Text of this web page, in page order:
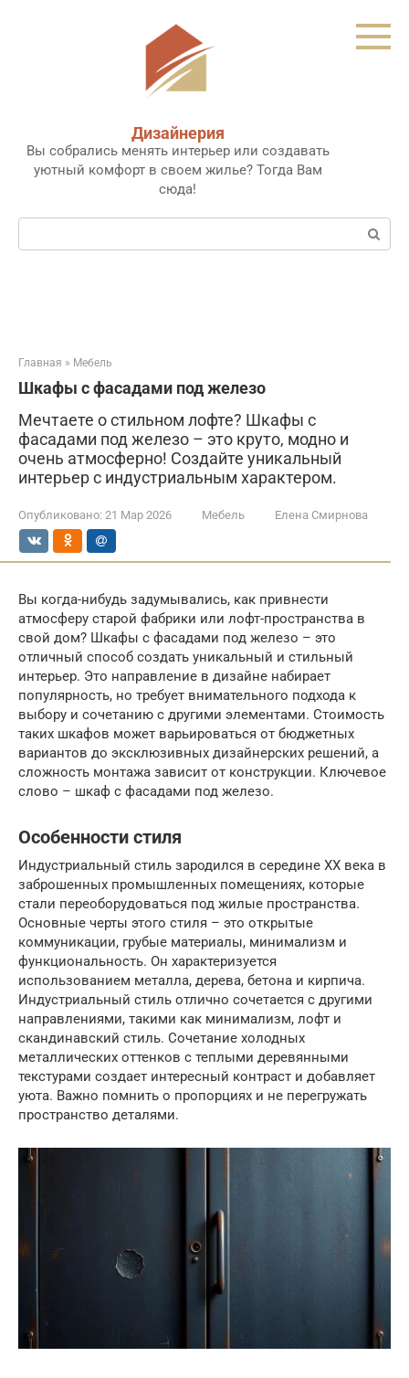
Дизайнерия
Вы собрались менять интерьер или создавать
уютный комфорт в своем жилье? Тогда Вам
сюда!
Поиск:
Главная » Мебель
Шкафы с фасадами под железо
Мечтаете о стильном лофте? Шкафы с
фасадами под железо – это круто, модно и
очень атмосферно! Создайте уникальный
интерьер с индустриальным характером.
Опубликовано: 21 Мар 2026 Мебель Елена Смирнова
Вы когда-нибудь задумывались, как привнести
атмосферу старой фабрики или лофт-пространства в
свой дом? Шкафы с фасадами под железо – это
отличный способ создать уникальный и стильный
интерьер. Это направление в дизайне набирает
популярность, но требует внимательного подхода к
выбору и сочетанию с другими элементами. Стоимость
таких шкафов может варьироваться от бюджетных
вариантов до эксклюзивных дизайнерских решений, а
сложность монтажа зависит от конструкции. Ключевое
слово – шкаф с фасадами под железо.
Особенности стиля
Индустриальный стиль зародился в середине XX века в
заброшенных промышленных помещениях, которые
стали переоборудоваться под жилые пространства.
Основные черты этого стиля – это открытые
коммуникации, грубые материалы, минимализм и
функциональность. Он характеризуется
использованием металла, дерева, бетона и кирпича.
Индустриальный стиль отлично сочетается с другими
направлениями, такими как минимализм, лофт и
скандинавский стиль. Сочетание холодных
металлических оттенков с теплыми деревянными
текстурами создает интересный контраст и добавляет
уюта. Важно помнить о пропорциях и не перегружать
пространство деталями.